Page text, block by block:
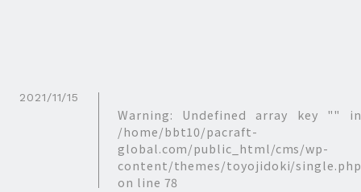
2021/11/15
Warning: Undefined array key "" in
/home/bbt10/pacraft-
global.com/public_html/cms/wp-
content/themes/toyojidoki/single.php
on line 78